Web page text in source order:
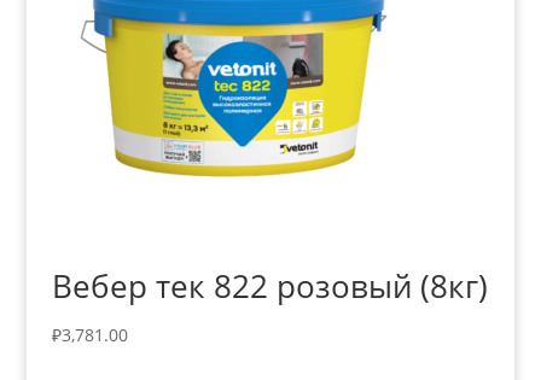
Вебер тек 822 розовый (8кг)
₽3,781.00